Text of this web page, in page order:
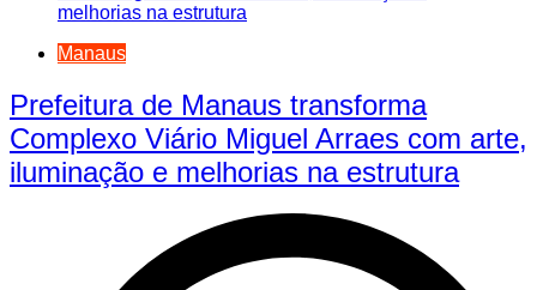
Manaus
Prefeitura de Manaus transforma
Complexo Viário Miguel Arraes com arte,
iluminação e melhorias na estrutura